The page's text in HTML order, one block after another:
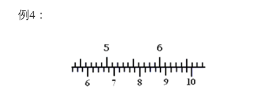
例4：